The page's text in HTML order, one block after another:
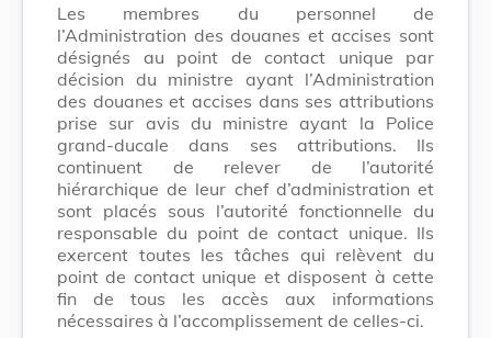
Les membres du personnel de
l’Administration des douanes et accises sont
désignés au point de contact unique par
décision du ministre ayant l’Administration
des douanes et accises dans ses attributions
prise sur avis du ministre ayant la Police
grand-ducale dans ses attributions. Ils
continuent de relever de l’autorité
hiérarchique de leur chef d’administration et
sont placés sous l’autorité fonctionnelle du
responsable du point de contact unique. Ils
exercent toutes les tâches qui relèvent du
point de contact unique et disposent à cette
fin de tous les accès aux informations
nécessaires à l’accomplissement de celles-ci.